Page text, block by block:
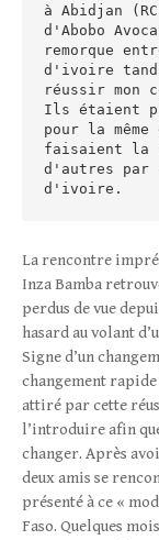
à Abidjan
d'Abobo
remorque
d'ivoire
réussir mon
Ils étaient
pour la
faisaient la
d'autres par
d'ivoire.
La rencontre
Inza Bamba
perdus de vue
hasard au volant
Signe d’un
changement rapide
attiré par cette
l’introduire afin
changer. Après
deux amis se
présenté à ce «
Faso. Quelques